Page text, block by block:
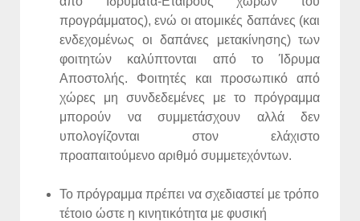
προγράμματος), ενώ οι ατομικές δαπάνες (και
ενδεχομένως οι δαπάνες μετακίνησης) των
φοιτητών καλύπτονται από το Ίδρυμα
Αποστολής. Φοιτητές και προσωπικό από
χώρες μη συνδεδεμένες με το πρόγραμμα
μπορούν να συμμετάσχουν αλλά δεν
υπολογίζονται στον ελάχιστο
προαπαιτούμενο αριθμό συμμετεχόντων.
Το πρόγραμμα πρέπει να σχεδιαστεί με τρόπο
τέτοιο ώστε η κινητικότητα με φυσική